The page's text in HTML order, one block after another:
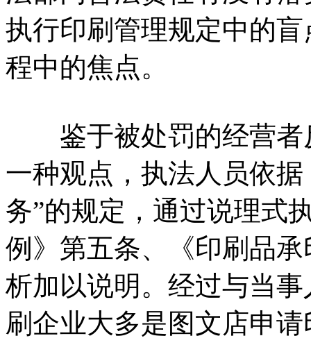
执行印刷管理规定中的
程中的焦点。
鉴于被处罚的经营者
一种观点，执法人员依
务”的规定，通过说理式
例》第五条、《印刷品
析加以说明。经过与当
刷企业大多是图文店申